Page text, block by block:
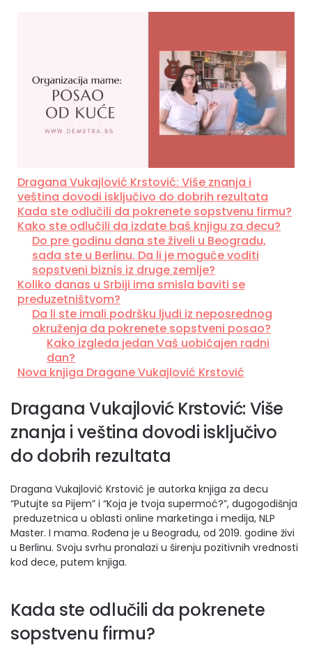
Dragana Vukajlović Krstović: Više znanja i
veština dovodi isključivo do dobrih rezultata
Kada ste odlučili da pokrenete sopstvenu firmu?
Kako ste odlučili da izdate baš knjigu za decu?
Do pre godinu dana ste živeli u Beogradu,
sada ste u Berlinu. Da li je moguće voditi
sopstveni biznis iz druge zemlje?
Koliko danas u Srbiji ima smisla baviti se
preduzetništvom?
Da li ste imali podršku ljudi iz neposrednog
okruženja da pokrenete sopstveni posao?
Kako izgleda jedan Vaš uobičajen radni
dan?
Nova knjiga Dragane Vukajlović Krstović
Dragana Vukajlović Krstović: Više
znanja i veština dovodi isključivo
do dobrih rezultata
Dragana Vukajlović Krstović je autorka knjiga za decu
“Putujte sa Pijem” i “Koja je tvoja supermoć?”, dugogodišnja
preduzetnica u oblasti online marketinga i medija, NLP
Master. I mama. Rođena je u Beogradu, od 2019. godine živi
u Berlinu. Svoju svrhu pronalazi u širenju pozitivnih vrednosti
kod dece, putem knjiga.
Kada ste odlučili da pokrenete
sopstvenu firmu?